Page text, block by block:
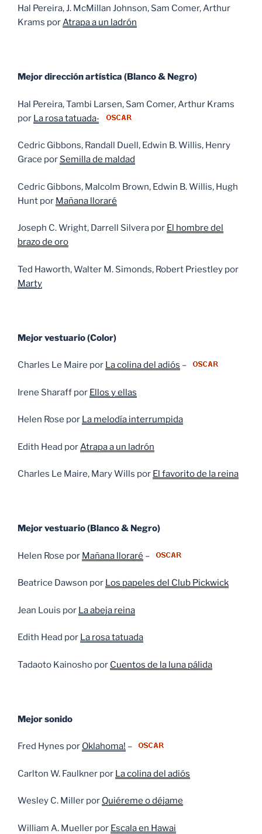
Hal Pereira, J. McMillan Johnson, Sam Comer, Arthur
Krams porAtrapa a un ladrón
Mejor dirección artística (Blanco & Negro)
Hal Pereira, Tambi Larsen, Sam Comer, Arthur Krams
por La rosa tatuada-
Cedric Gibbons, Randall Duell, Edwin B. Willis, Henry
Grace por Semilla de maldad
Cedric Gibbons, Malcolm Brown, Edwin B. Willis, Hugh
Hunt por Mañana lloraré
Joseph C. Wright, Darrell Silvera por El hombre del
brazo de oro
Ted Haworth, Walter M. Simonds, Robert Priestley por
Marty
Mejor vestuario (Color)
Charles Le Maire por La colina del adiós –
Irene Sharaff por Ellos y ellas
Helen Rose por La melodía interrumpida
Edith Head por Atrapa a un ladrón
Charles Le Maire, Mary Wills por El favorito de la reina
Mejor vestuario (Blanco & Negro)
Helen Rose por Mañana lloraré –
Beatrice Dawson por Los papeles del Club Pickwick
Jean Louis por La abeja reina
Edith Head por La rosa tatuada
Tadaoto Kainosho por Cuentos de la luna pálida
Mejor sonido
Fred Hynes por Oklahoma! –
Carlton W. Faulkner por La colina del adiós
Wesley C. Miller por Quiéreme o déjame
William A. Mueller por Escala en Hawai